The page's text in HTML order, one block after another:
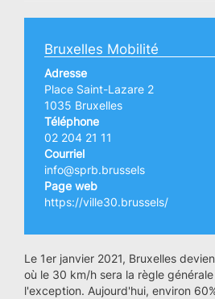
Bruxelles Mobilité
Adresse
Place Saint-Lazare 2
1035 Bruxelles
Téléphone
02 204 21 11
Courriel
info@sprb.brussels
Page web
https://ville30.brussels/
Le 1er janvier 2021, Bruxelles
où le 30 km/h sera la règle
l'exception. Aujourd'hui, environ